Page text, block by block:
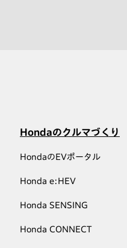
Hondaのクルマづくり
HondaのEVポータル
Honda e:HEV
Honda SENSING
Honda CONNECT